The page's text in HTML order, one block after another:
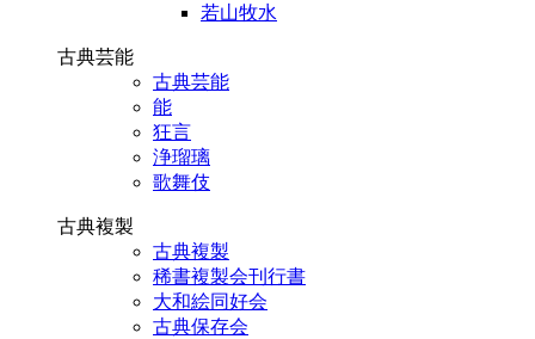
若山牧水
古典芸能
古典芸能
能
狂言
浄瑠璃
歌舞伎
古典複製
古典複製
稀書複製会刊行書
大和絵同好会
古典保存会